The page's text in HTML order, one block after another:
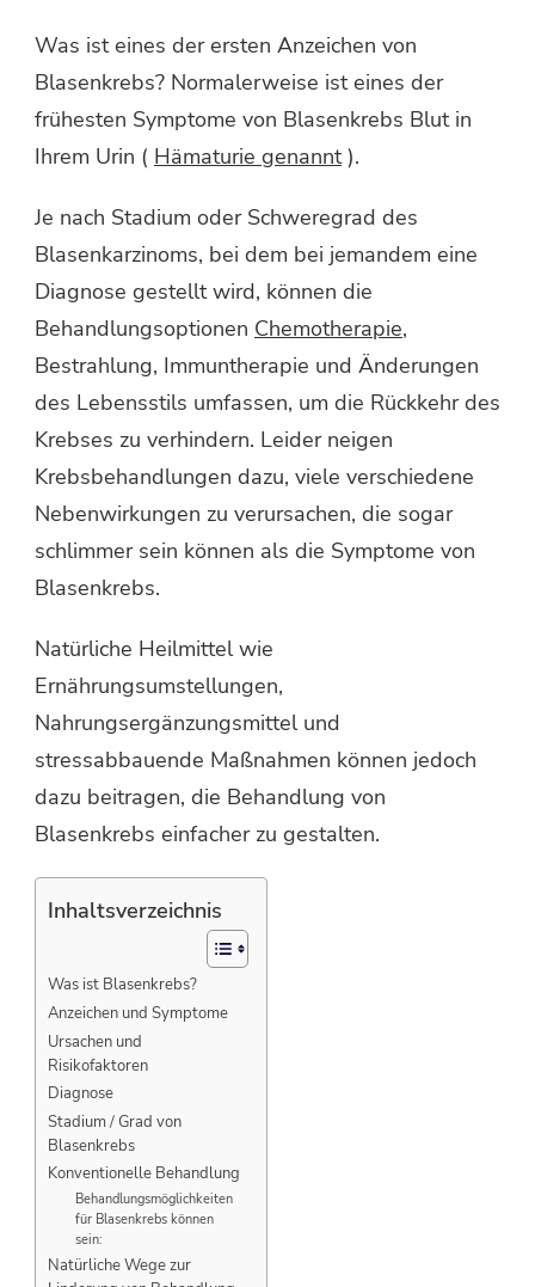
Was ist eines der ersten Anzeichen von
Blasenkrebs? Normalerweise ist eines der
frühesten Symptome von Blasenkrebs Blut in
Ihrem Urin ( Hämaturie genannt).
Je nach Stadium oder Schweregrad des
Blasenkarzinoms, bei dem bei jemandem eine
Diagnose gestellt wird, können die
Behandlungsoptionen Chemotherapie,
Bestrahlung, Immuntherapie und Änderungen
des Lebensstils umfassen, um die Rückkehr des
Krebses zu verhindern. Leider neigen
Krebsbehandlungen dazu, viele verschiedene
Nebenwirkungen zu verursachen, die sogar
schlimmer sein können als die Symptome von
Blasenkrebs.
Natürliche Heilmittel wie
Ernährungsumstellungen,
Nahrungsergänzungsmittel und
stressabbauende Maßnahmen können jedoch
dazu beitragen, die Behandlung von
Blasenkrebs einfacher zu gestalten.
Inhaltsverzeichnis
Was ist Blasenkrebs?
Anzeichen und Symptome
Ursachen und
Risikofaktoren
Diagnose
Stadium / Grad von
Blasenkrebs
Konventionelle Behandlung
Behandlungsmöglichkeiten
für Blasenkrebs können
sein:
Natürliche Wege zur